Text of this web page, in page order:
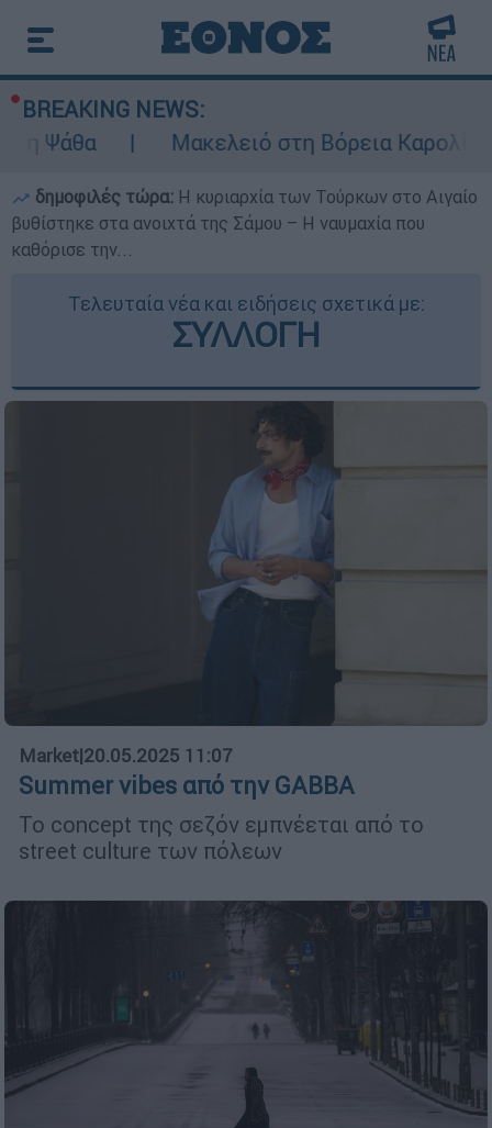
BREAKING NEWS:
Μακελειό στη Βόρεια Καρολίνα ύστερα
δημοφιλές τώρα: Η κυριαρχία των Τούρκων στο Αιγαίο
βυθίστηκε στα ανοιχτά της Σάμου – Η ναυμαχία που
καθόρισε την...
Τελευταία νέα και ειδήσεις σχετικά με:
ΣΥΛΛΟΓΗ
Market|20.05.2025 11:07
Summer vibes από την GABBA
Το concept της σεζόν εμπνέεται από το
street culture των πόλεων